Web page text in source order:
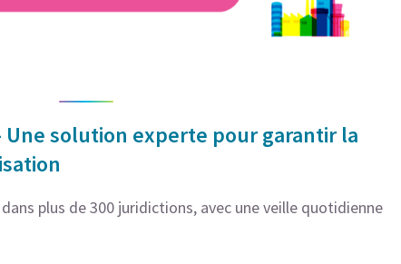
Une solution experte pour garantir la
plus de 300 juridictions, avec une veille quotidienne